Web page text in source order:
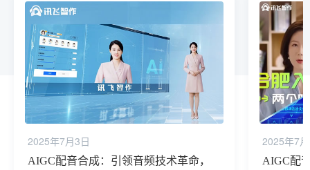
2025年7月3日
AIGC配音合成：引领音频技术革命，
2025年7
AIGC配